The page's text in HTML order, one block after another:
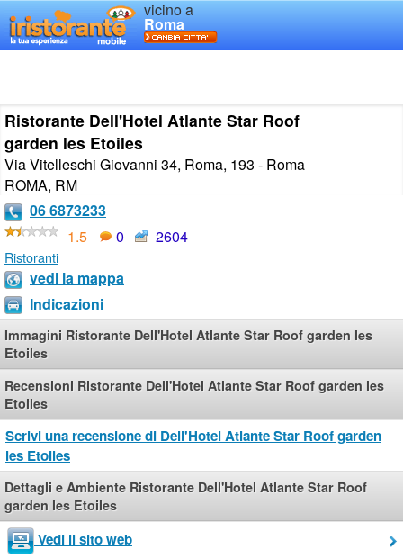
vicino a
Roma
Ristorante Dell'Hotel Atlante Star Roof
garden les Etoiles
Via Vitelleschi Giovanni 34, Roma, 193 - Roma
ROMA, RM
06 6873233
1.5
0 2604
Ristoranti
vedi la mappa
Indicazioni
Immagini Ristorante Dell'Hotel Atlante Star Roof garden les
Etoiles
Recensioni Ristorante Dell'Hotel Atlante Star Roof garden les
Etoiles
Scrivi una recensione di Dell'Hotel Atlante Star Roof garden
les Etoiles
Dettagli e Ambiente Ristorante Dell'Hotel Atlante Star Roof
garden les Etoiles
Vedi il sito web